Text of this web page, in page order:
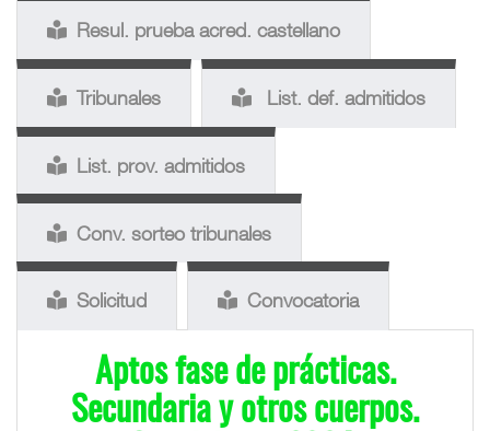
Resul. prueba acred. castellano
Tribunales List. def. admitidos
List. prov. admitidos
Conv. sorteo tribunales
Solicitud Convocatoria
Aptos fase de prácticas.
Secundaria y otros cuerpos.